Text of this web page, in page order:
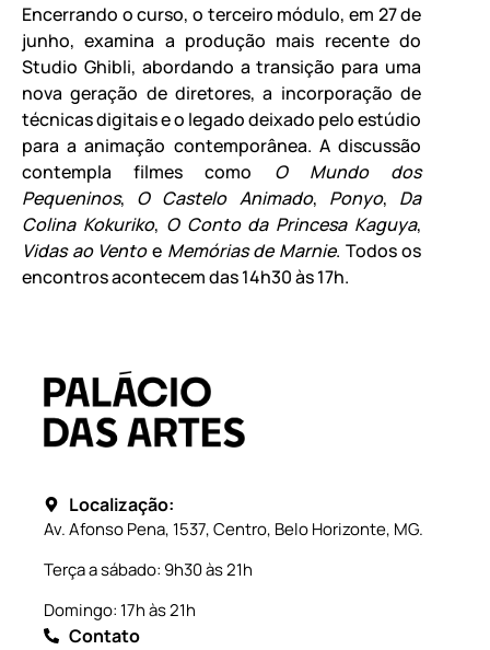
Encerrando o curso, o terceiro módulo, em 27 de
junho, examina a produção mais recente do
Studio Ghibli, abordando a transição para uma
nova geração de diretores, a incorporação de
técnicas digitais e o legado deixado pelo estúdio
para a animação contemporânea. A discussão
contempla filmes como O Mundo dos
Pequeninos, O Castelo Animado, Ponyo, Da
Colina Kokuriko, O Conto da Princesa Kaguya,
Vidas ao Ventoe Memórias de Marnie. Todos os
encontros acontecem das 14h30 às 17h.
Localização:
Av. Afonso Pena, 1537, Centro, Belo Horizonte, MG.
Terça a sábado: 9h30 às 21h
Domingo: 17h às 21h
Contato